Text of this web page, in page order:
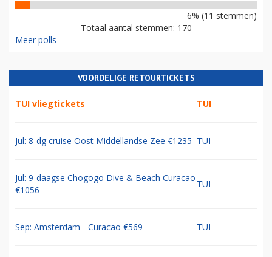
6% (11 stemmen)
Totaal aantal stemmen: 170
Meer polls
VOORDELIGE RETOURTICKETS
TUI vliegtickets TUI
Jul: 8-dg cruise Oost Middellandse Zee €1235 TUI
Jul: 9-daagse Chogogo Dive & Beach Curacao
€1056
TUI
Sep: Amsterdam - Curacao €569 TUI